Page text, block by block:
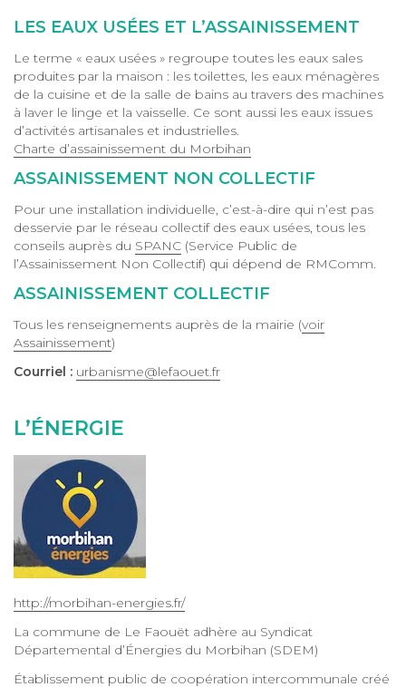
LES EAUX USÉES ET L’ASSAINISSEMENT
Le terme « eaux usées » regroupe toutes les eaux sales
produites par la maison : les toilettes, les eaux ménagères
de la cuisine et de la salle de bains au travers des machines
à laver le linge et la vaisselle. Ce sont aussi les eaux issues
d’activités artisanales et industrielles.
Charte d’assainissement du Morbihan
ASSAINISSEMENT NON COLLECTIF
Pour une installation individuelle, c’est-à-dire qui n’est pas
desservie par le réseau collectif des eaux usées, tous les
conseils auprès du SPANC (Service Public de
l’Assainissement Non Collectif) qui dépend de RMComm.
ASSAINISSEMENT COLLECTIF
Tous les renseignements auprès de la mairie (voir
Assainissement)
Courriel : urbanisme@lefaouet.fr
L’ÉNERGIE
http://morbihan-energies.fr/
La commune de Le Faouët adhère au Syndicat
Départemental d’Énergies du Morbihan (SDEM)
Établissement public de coopération intercommunale créé